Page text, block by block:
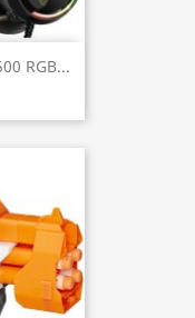
RGB...